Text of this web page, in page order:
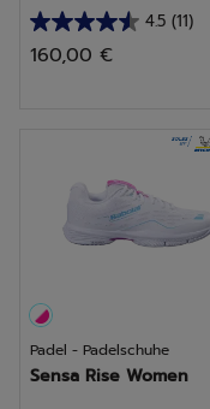
4.5 (11)
4.5
von
Bewertungen
160,00 €
Padel - Padelschuhe
Sensa Rise Women